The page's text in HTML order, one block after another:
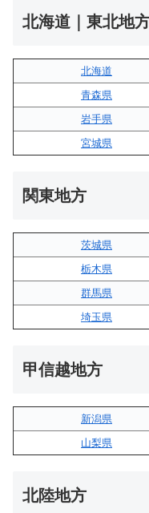
北海道｜東北地
北海道
青森県
岩手県
宮城県
関東地方
茨城県
栃木県
群馬県
埼玉県
甲信越地方
新潟県
山梨県
北陸地方